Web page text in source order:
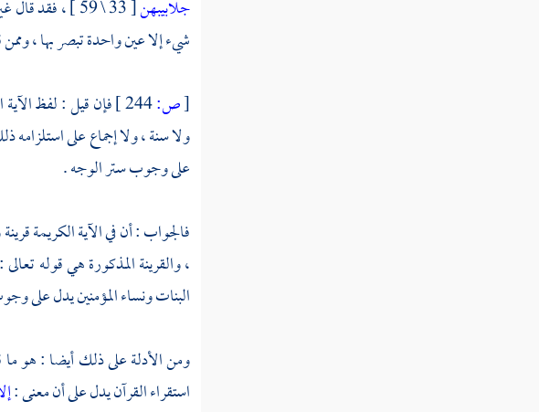
جلابيبهن[ 33 \ 59 ] ، فقد قال غير واحد من أهل العلم : إن معنى :
شيء إلا عين واحدة تبصر بها ،
[ص: فإن قيل : لفظ
ولا سنة ، ولا إجماع على
على وجوب ستر الوجه .
فالجواب : أن في الآية الكريمة
، والقرينة المذكورة هي قوله تعالى :
البنات ونساء المؤمنين يدل على
ومن الأدلة على ذلك أيضا : هو ما
استقراء القرآن يدل على أن معنى :